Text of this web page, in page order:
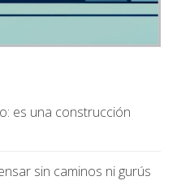
es una construcción
sin caminos ni gurús